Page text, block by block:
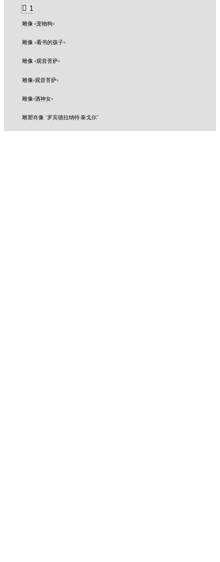
1
雕像 «宠物狗»
雕像 «看书的孩子»
雕像 «观音菩萨»
雕像«观音菩萨»
雕像«酒神女»
雕塑肖像 “罗宾德拉纳特·泰戈尔”